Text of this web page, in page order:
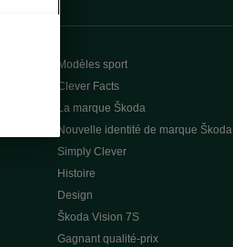
Modèles sport
Clever Facts
La marque Škoda
Nouvelle identité de marque Škoda
Simply Clever
Histoire
Design
Škoda Vision 7S
Gagnant qualité-prix